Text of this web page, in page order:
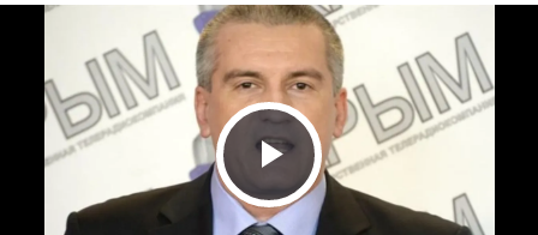
Play Video